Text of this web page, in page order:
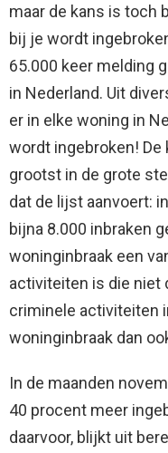
maar de kans is toch
bij je wordt
65.000 keer melding
in Nederland. Uit
er in elke woning in
wordt ingebroken!
grootst in de grote
dat de lijst aanvoert:
bijna 8.000 inbraken
woninginbraak een
activiteiten is die niet
criminele activiteiten
woninginbraak dan
In de maanden
40 procent meer
daarvoor, blijkt uit